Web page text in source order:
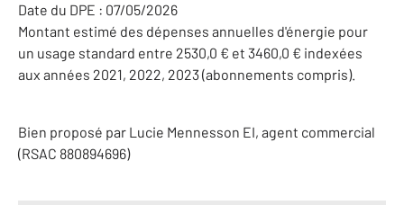
Date du DPE : 07/05/2026
Montant estimé des dépenses annuelles d'énergie pour
un usage standard entre 2530,0 € et 3460,0 € indexées
aux années 2021, 2022, 2023 (abonnements compris).
Bien proposé par Lucie Mennesson EI, agent commercial
(RSAC 880894696)